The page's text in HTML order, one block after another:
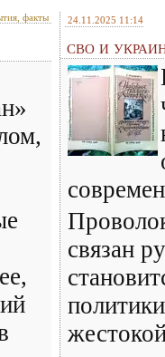
факты 24.11.2025 11:14
СВО И
связан